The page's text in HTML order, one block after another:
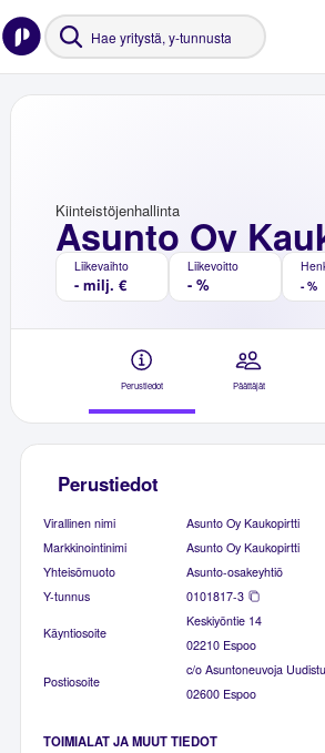
Asunto Oy
Kiinteistöjenhallinta
Liikevaihto
- milj. €
Liikevoitto
- %
- %
Perustiedot Päättäjät
Perustiedot
Virallinen nimi
Asunto Oy Kaukopirtti
Markkinointinimi
Asunto Oy Kaukopirtti
Yhteisömuoto
Asunto-osakeyhtiö
Y-tunnus
0101817-3
Käyntiosoite
Keskiyöntie 14
02210 Espoo
Postiosoite
c/o Asuntoneuvoja
02600 Espoo
TOIMIALAT JA MUUT TIEDOT